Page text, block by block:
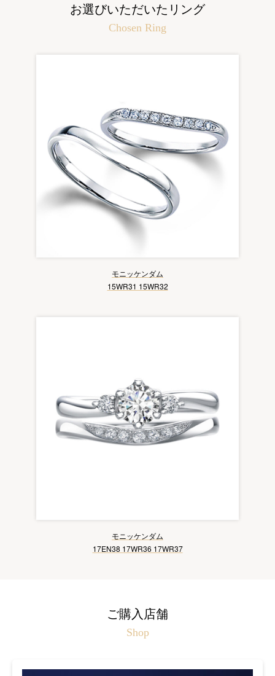
お選びいただいたリング
Chosen Ring
モニッケンダム
15WR31 15WR32
モニッケンダム
17EN38 17WR36 17WR37
ご購入店舗
Shop